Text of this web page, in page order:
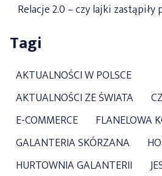
Relacje 2.0 – czy lajki
Tagi
AKTUALNOŚCI W POLSCE
AKTUALNOŚCI ZE ŚWIATA
E-COMMERCE
FLANELOWA
GALANTERIA SKÓRZANA
HURTOWNIA GALANTERII